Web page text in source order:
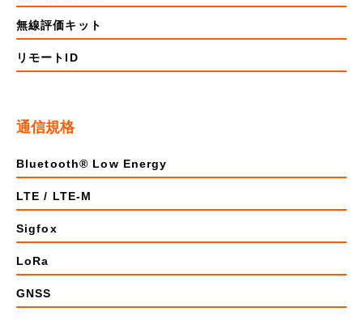
無線評価キット
リモートID
通信規格
Bluetooth® Low Energy
LTE / LTE-M
Sigfox
LoRa
GNSS